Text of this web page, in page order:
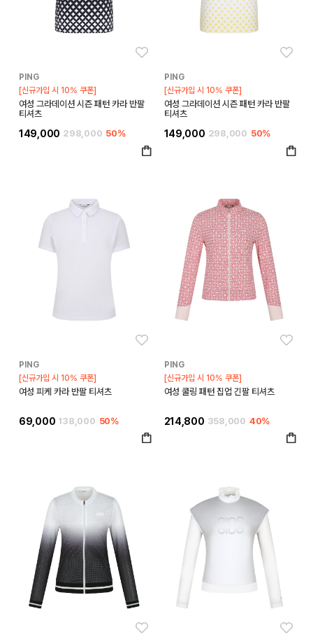
PING
[신규가입 시 10% 쿠폰]
여성 그라데이션 시즌 패턴 카라 반팔
티셔츠
149,000 298,000 50%
PING
[신규가입 시 10% 쿠폰]
여성 그라데이션 시즌 패턴 카라 반팔
티셔츠
149,000 298,000 50%
PING
[신규가입 시 10% 쿠폰]
여성 피케 카라 반팔 티셔츠
69,000 138,000 50%
PING
[신규가입 시 10% 쿠폰]
여성 쿨링 패턴 집업 긴팔 티셔츠
214,800 358,000 40%